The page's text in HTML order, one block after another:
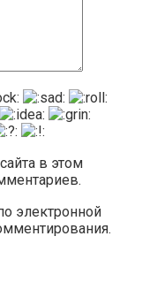
в этом
электронной